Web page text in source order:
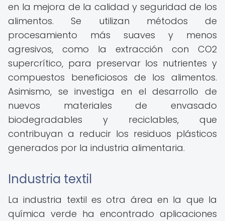
en la mejora de la calidad y seguridad de los
alimentos. Se utilizan métodos de
procesamiento más suaves y menos
agresivos, como la extracción con CO2
supercrítico, para preservar los nutrientes y
compuestos beneficiosos de los alimentos.
Asimismo, se investiga en el desarrollo de
nuevos materiales de envasado
biodegradables y reciclables, que
contribuyan a reducir los residuos plásticos
generados por la industria alimentaria.
Industria textil
La industria textil es otra área en la que la
química verde ha encontrado aplicaciones